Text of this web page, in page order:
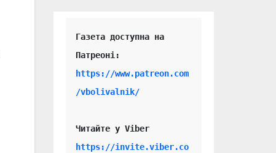
Газета доступна на
https://www.patreon.com
/vbolivalnik/
Читайте у Viber
https://invite.viber.co